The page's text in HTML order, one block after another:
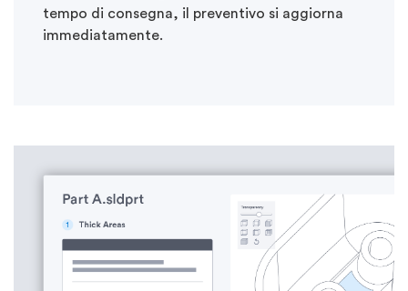
tempo di consegna, il preventivo si aggiorna
immediatamente.